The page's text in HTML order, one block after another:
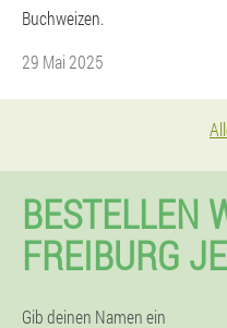
Buchweizen.
29 Mai 2025
BESTELLEN
FREIBURG
Gib deinen Namen ein